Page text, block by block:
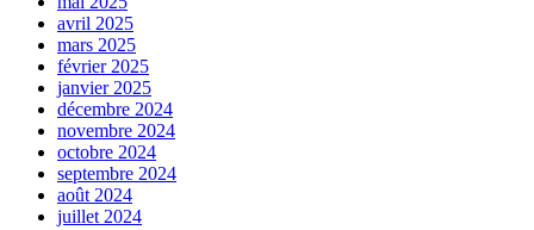
avril 2025
mars 2025
février 2025
janvier 2025
décembre 2024
novembre 2024
octobre 2024
septembre 2024
août 2024
juillet 2024